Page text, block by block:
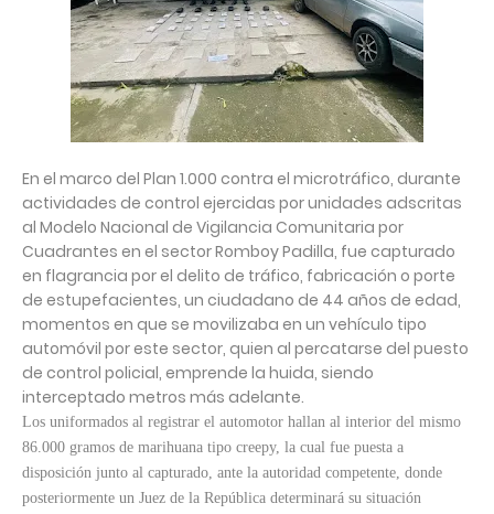
En el marco del Plan 1.000 contra el microtráfico, durante
actividades de control ejercidas por unidades adscritas
al Modelo Nacional de Vigilancia Comunitaria por
Cuadrantes en el sector Romboy Padilla, fue capturado
en flagrancia por el delito de tráfico, fabricación o porte
de estupefacientes, un ciudadano de 44 años de edad,
momentos en que se movilizaba en un vehículo tipo
automóvil por este sector, quien al percatarse del puesto
de control policial, emprende la huida, siendo
interceptado metros más adelante.
Los uniformados al registrar el automotor hallan al interior del mismo
86.000 gramos de marihuana tipo creepy, la cual fue puesta a
disposición junto al capturado, ante la autoridad competente, donde
posteriormente un Juez de la República determinará su situación